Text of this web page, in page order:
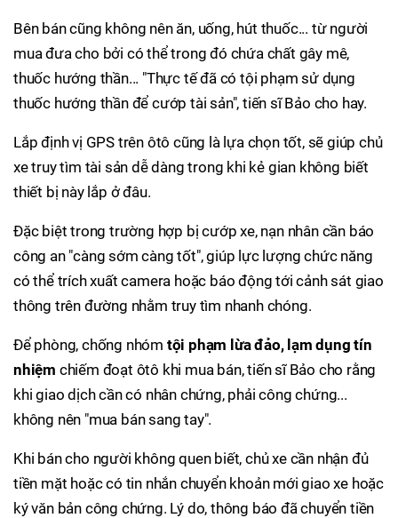
Bên bán cũng không nên ăn, uống, hút thuốc... từ người
mua đưa cho bởi có thể trong đó chứa chất gây mê,
thuốc hướng thần... "Thực tế đã có tội phạm sử dụng
thuốc hướng thần để cướp tài sản", tiến sĩ Bảo cho hay.
Lắp định vị GPS trên ôtô cũng là lựa chọn tốt, sẽ giúp chủ
xe truy tìm tài sản dễ dàng trong khi kẻ gian không biết
thiết bị này lắp ở đâu.
Đặc biệt trong trường hợp bị cướp xe, nạn nhân cần báo
công an "càng sớm càng tốt", giúp lực lượng chức năng
có thể trích xuất camera hoặc báo động tới cảnh sát giao
thông trên đường nhằm truy tìm nhanh chóng.
Để phòng, chống nhóm tội phạm lừa đảo, lạm dụng tín
nhiệm chiếm đoạt ôtô khi mua bán, tiến sĩ Bảo cho rằng
khi giao dịch cần có nhân chứng, phải công chứng...
không nên "mua bán sang tay".
Khi bán cho người không quen biết, chủ xe cần nhận đủ
tiền mặt hoặc có tin nhắn chuyển khoản mới giao xe hoặc
ký văn bản công chứng. Lý do, thông báo đã chuyển tiền